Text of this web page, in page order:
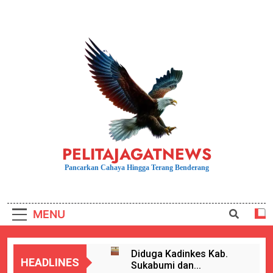
PELITAJAGATNEWS
Pancarkan Cahaya Hingga Terang Benderang
MENU
HEADLINES
Diduga Kadinkes Kab.
Sukabumi dan